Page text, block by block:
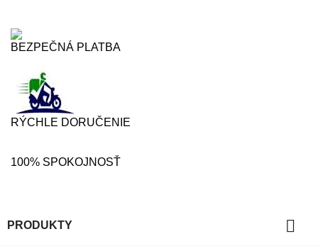
BEZPEČNÁ PLATBA
RÝCHLE DORUČENIE
100% SPOKOJNOSŤ
PRODUKTY 